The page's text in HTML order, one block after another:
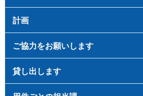
計画
ご協力をお願いします
貸し出します